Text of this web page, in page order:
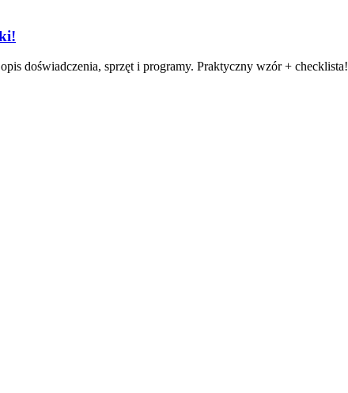
doświadczenia, sprzęt i programy. Praktyczny wzór + checklista!